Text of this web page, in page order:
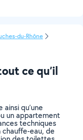
du-Rhône
ce qu’il
qu’une
un appartement
techniques
chauffe-eau, de